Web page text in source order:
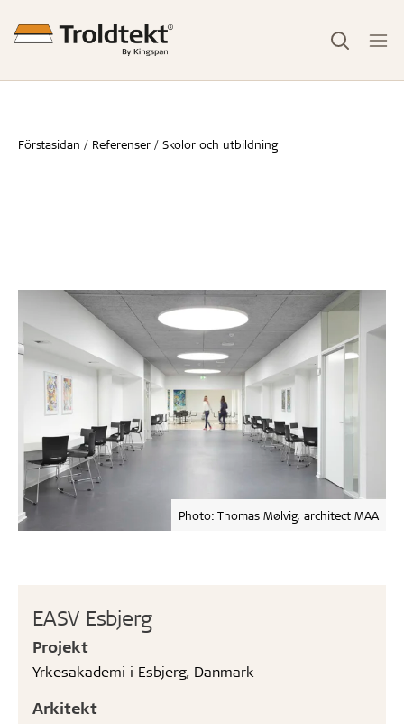
Förstasidan Referenser Skolor och utbildning
Photo: Thomas Mølvig, architect MAA
EASV Esbjerg
Projekt
Yrkesakademi i Esbjerg, Danmark
Arkitekt